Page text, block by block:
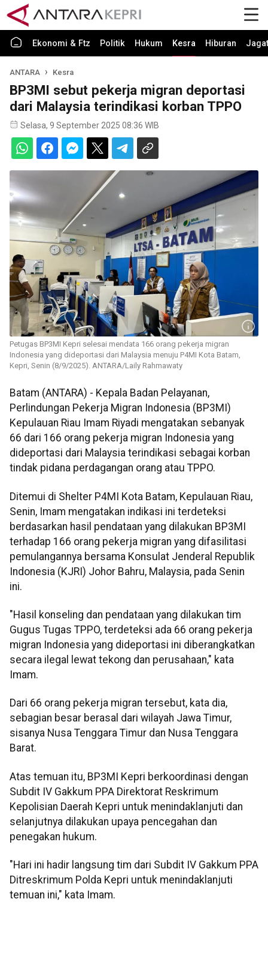
Ekonomi & Ftz Politik Hukum Kesra Hiburan Jagat
ANTARA Kesra
BP3MI sebut pekerja migran deportasi
dari Malaysia terindikasi korban TPPO
Selasa, 9 September 2025 08:36 WIB
Petugas BP3MI Kepri selesai mendata 166 orang pekerja migran
Indonesia yang dideportasi dari Malaysia menuju P4MI Kota Batam,
Kepri, Senin (8/9/2025). ANTARA/Laily Rahmawaty
Batam (ANTARA) - Kepala Badan Pelayanan,
Perlindungan Pekerja Migran Indonesia (BP3MI)
Kepulauan Riau Imam Riyadi mengatakan sebanyak
66 dari 166 orang pekerja migran Indonesia yang
dideportasi dari Malaysia terindikasi sebagai korban
tindak pidana perdagangan orang atau TPPO.
Ditemui di Shelter P4MI Kota Batam, Kepulauan Riau,
Senin, Imam mengatakan indikasi ini terdeteksi
berdasarkan hasil pendataan yang dilakukan BP3MI
terhadap 166 orang pekerja migran yang difasilitasi
pemulangannya bersama Konsulat Jenderal Republik
Indonesia (KJRI) Johor Bahru, Malaysia, pada Senin
ini.
"Hasil konseling dan pendataan yang dilakukan tim
Gugus Tugas TPPO, terdeteksi ada 66 orang pekerja
migran Indonesia yang dideportasi ini diberangkatkan
secara ilegal lewat tekong dan perusahaan," kata
Imam.
Dari 66 orang pekerja migran tersebut, kata dia,
sebagian besar berasal dari wilayah Jawa Timur,
sisanya Nusa Tenggara Timur dan Nusa Tenggara
Barat.
Atas temuan itu, BP3MI Kepri berkoordinasi dengan
Subdit IV Gakkum PPA Direktorat Reskrimum
Kepolisian Daerah Kepri untuk menindaklanjuti dan
selanjutnya dilakukan upaya pencegahan dan
penegakan hukum.
"Hari ini hadir langsung tim dari Subdit IV Gakkum PPA
Ditreskrimum Polda Kepri untuk menindaklanjuti
temuan ini," kata Imam.